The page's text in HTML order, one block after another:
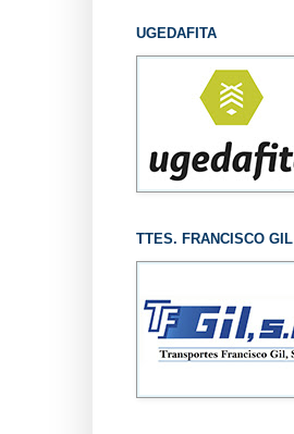
UGEDAFITA
TTES. FRANCISCO GIL